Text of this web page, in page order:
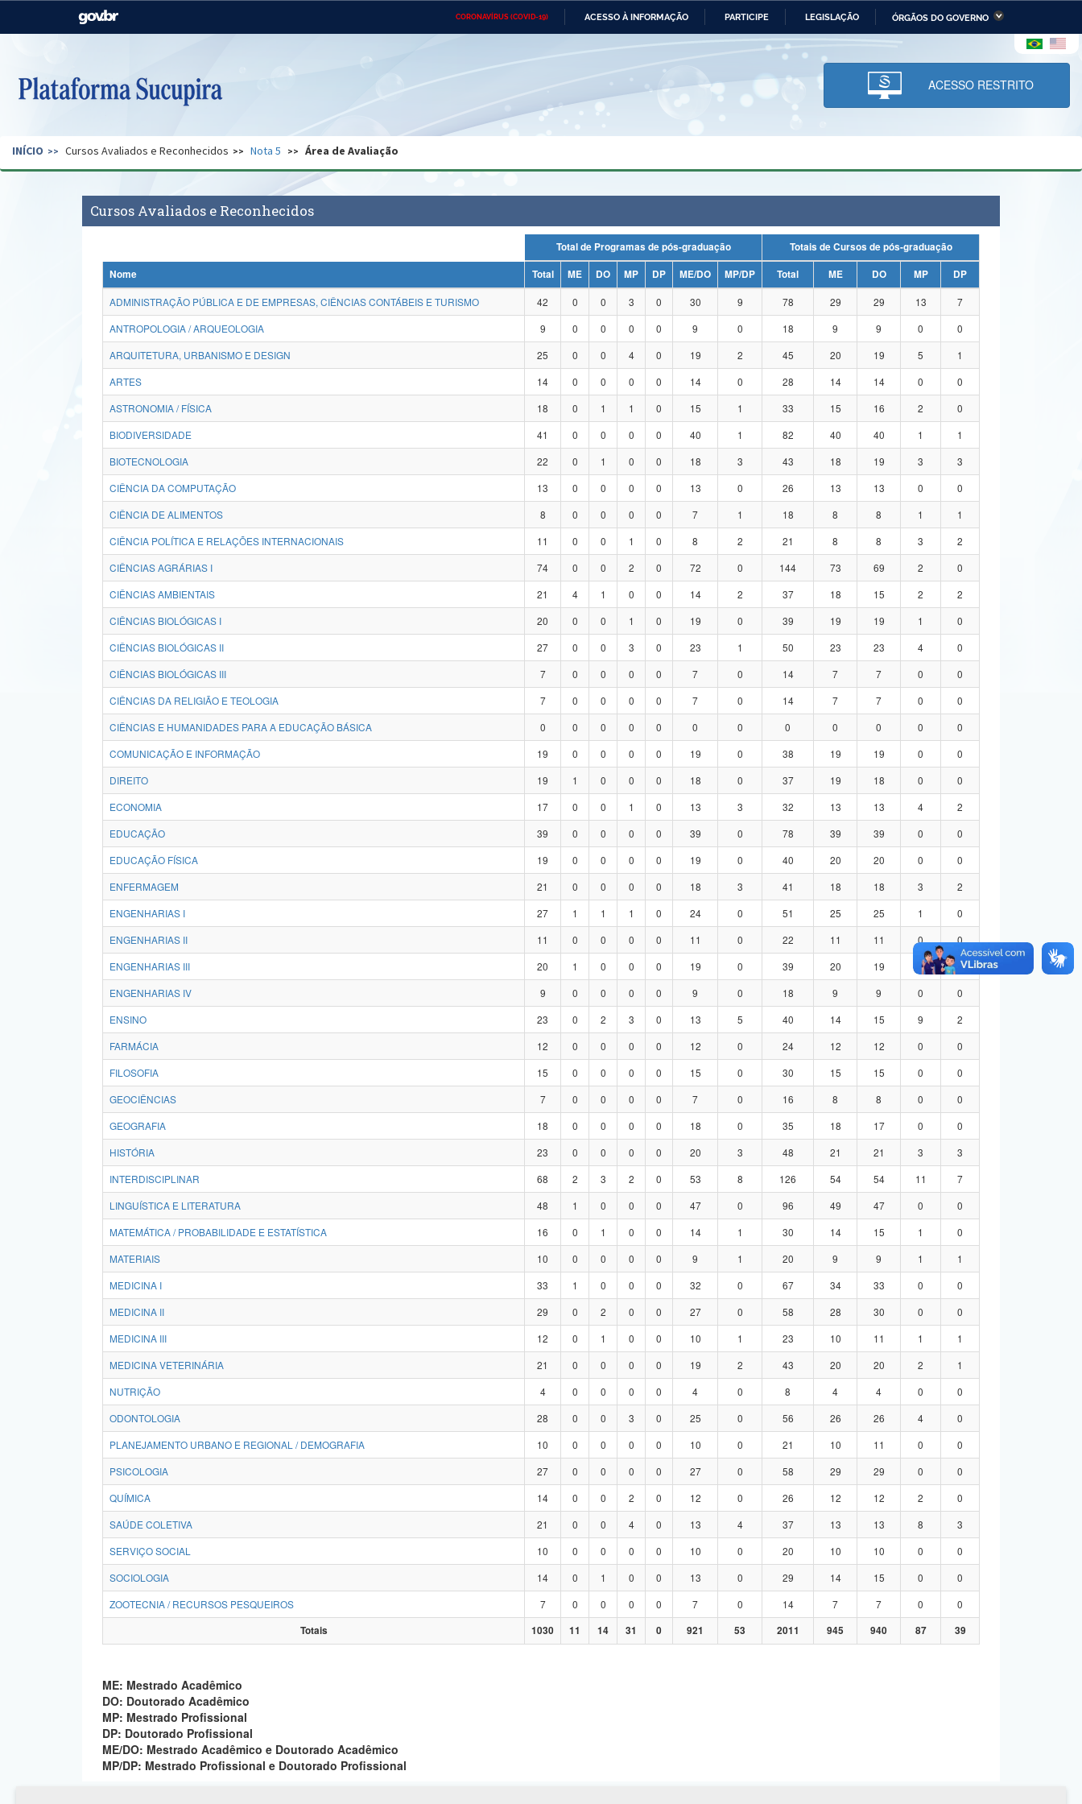
CORONAVÍRUS (COVID-19) ACESSO À INFORMAÇÃO PARTICIPE LEGISLAÇÃO ÓRGÃOS DO GOVERNO
Casa Civil Ministério das Relações Ministério da Economia Ministério da Infraestrutura
Pecuária e Abastecimento
Ministério da Ciência,
Tecnologia, Inovações e
Comunicações
Ministério do Desenvolvimento
Regional e dos Direitos Humanos
Secretaria de Governo Gabinete de Segurança Advocacia-Geral da União Banco Central do Brasil Planalto
ACESSO RESTRITO
INÍCIO Cursos Avaliados e Reconhecidos Nota 5 Área de Avaliação
Cursos Avaliados e Reconhecidos
Total de Programas de pós-graduação
Totais de Cursos de pós-graduação
Nome
Total ME DO MP DP ME/DO MP/DP Total ME DO MP
DP
ADMINISTRAÇÃO PÚBLICA E DE EMPRESAS, CIÊNCIAS CONTÁBEIS E TURISMO
42 0 0 3 0 30 9 78 29 29 13
7
ANTROPOLOGIA / ARQUEOLOGIA
9 0 0 0 0 9 0 18 9 9 0
0
ARQUITETURA, URBANISMO E DESIGN
25 0 0 4 0 19 2 45 20 19 5
1
ARTES
14 0 0 0 0 14 0 28 14 14 0
0
ASTRONOMIA / FÍSICA
18 0 1 1 0 15 1 33 15 16 2
0
BIODIVERSIDADE
41 0 0 0 0 40 1 82 40 40 1
1
BIOTECNOLOGIA
22 0 1 0 0 18 3 43 18 19 3
3
CIÊNCIA DA COMPUTAÇÃO
13 0 0 0 0 13 0 26 13 13 0
0
CIÊNCIA DE ALIMENTOS
8 0 0 0 0 7 1 18 8 8 1
1
CIÊNCIA POLÍTICA E RELAÇÕES INTERNACIONAIS
11 0 0 1 0 8 2 21 8 8 3
2
CIÊNCIAS AGRÁRIAS I
74 0 0 2 0 72 0 144 73 69 2
0
CIÊNCIAS AMBIENTAIS
21 4 1 0 0 14 2 37 18 15 2
2
CIÊNCIAS BIOLÓGICAS I
20 0 0 1 0 19 0 39 19 19 1
0
CIÊNCIAS BIOLÓGICAS II
27 0 0 3 0 23 1 50 23 23 4
0
CIÊNCIAS BIOLÓGICAS III
7 0 0 0 0 7 0 14 7 7 0
0
CIÊNCIAS DA RELIGIÃO E TEOLOGIA
7 0 0 0 0 7 0 14 7 7 0
0
CIÊNCIAS E HUMANIDADES PARA A EDUCAÇÃO BÁSICA
0 0 0 0 0 0 0 0 0 0 0
0
COMUNICAÇÃO E INFORMAÇÃO
19 0 0 0 0 19 0 38 19 19 0
0
DIREITO
19 1 0 0 0 18 0 37 19 18 0
0
ECONOMIA
17 0 0 1 0 13 3 32 13 13 4
2
EDUCAÇÃO
39 0 0 0 0 39 0 78 39 39 0
0
EDUCAÇÃO FÍSICA
19 0 0 0 0 19 0 40 20 20 0
0
ENFERMAGEM
21 0 0 0 0 18 3 41 18 18 3
2
ENGENHARIAS I
27 1 1 1 0 24 0 51 25 25 1
0
ENGENHARIAS II
11 0 0 0 0 11 0 22 11 11 0
0
ENGENHARIAS III
20 1 0 0 0 19 0 39 20 19 0
0
ENGENHARIAS IV
9 0 0 0 0 9 0 18 9 9 0
0
ENSINO
23 0 2 3 0 13 5 40 14 15 9
2
FARMÁCIA
12 0 0 0 0 12 0 24 12 12 0
0
FILOSOFIA
15 0 0 0 0 15 0 30 15 15 0
0
GEOCIÊNCIAS
7 0 0 0 0 7 0 16 8 8 0
0
GEOGRAFIA
18 0 0 0 0 18 0 35 18 17 0
0
HISTÓRIA
23 0 0 0 0 20 3 48 21 21 3
3
INTERDISCIPLINAR
68 2 3 2 0 53 8 126 54 54 11
7
LINGUÍSTICA E LITERATURA
48 1 0 0 0 47 0 96 49 47 0
0
MATEMÁTICA / PROBABILIDADE E ESTATÍSTICA
16 0 1 0 0 14 1 30 14 15 1
0
MATERIAIS
10 0 0 0 0 9 1 20 9 9 1
1
MEDICINA I
33 1 0 0 0 32 0 67 34 33 0
0
MEDICINA II
29 0 2 0 0 27 0 58 28 30 0
0
MEDICINA III
12 0 1 0 0 10 1 23 10 11 1
1
MEDICINA VETERINÁRIA
21 0 0 0 0 19 2 43 20 20 2
1
NUTRIÇÃO
4 0 0 0 0 4 0 8 4 4 0
0
ODONTOLOGIA
28 0 0 3 0 25 0 56 26 26 4
0
PLANEJAMENTO URBANO E REGIONAL / DEMOGRAFIA
10 0 0 0 0 10 0 21 10 11 0
0
PSICOLOGIA
27 0 0 0 0 27 0 58 29 29 0
0
QUÍMICA
14 0 0 2 0 12 0 26 12 12 2
0
SAÚDE COLETIVA
21 0 0 4 0 13 4 37 13 13 8
3
SERVIÇO SOCIAL
10 0 0 0 0 10 0 20 10 10 0
0
SOCIOLOGIA
14 0 1 0 0 13 0 29 14 15 0
0
ZOOTECNIA / RECURSOS PESQUEIROS
7 0 0 0 0 7 0 14 7 7 0
0
Totais
1030 11 14 31 0 921 53 2011 945 940 87 39
ME: Mestrado Acadêmico
DO: Doutorado Acadêmico
MP: Mestrado Profissional
DP: Doutorado Profissional
ME/DO: Mestrado Acadêmico e Doutorado Acadêmico
MP/DP: Mestrado Profissional e Doutorado Profissional